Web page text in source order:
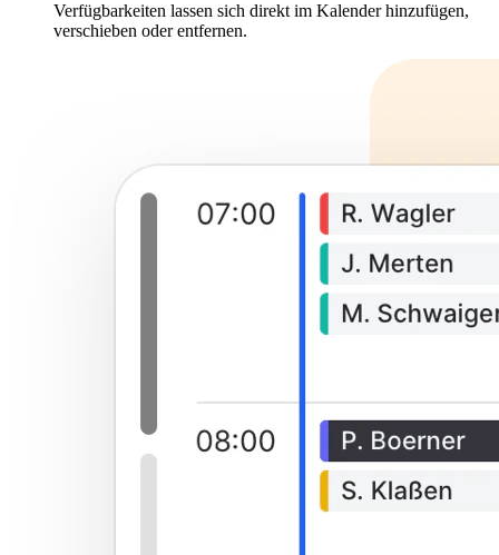
Verfügbarkeiten lassen sich direkt im Kalender hinzufügen,
verschieben oder entfernen.